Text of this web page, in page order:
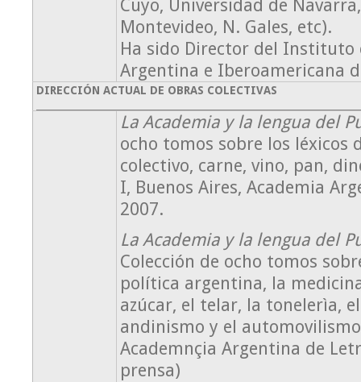
Cuyo, Universidad de
Montevideo, N. Gales, etc).
Ha sido Director del
Argentina e Iberoamericana
DIRECCIÓN ACTUAL DE OBRAS COLECTIVAS
La Academia y la lengua del
ocho tomos sobre los léxicos
colectivo, carne, vino, pan,
I, Buenos Aires, Academia
2007.
La Academia y la lengua del
Colección de ocho tomos
política argentina, la
azúcar, el telar, la tonelerìa,
andinismo y el
Academnçia Argentina de
prensa)